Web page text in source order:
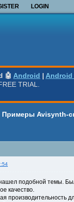
LOGIN
🤖 Android | Android
TRIAL.
Примеры Avisynth-
подобной темы.
качество.
производительность